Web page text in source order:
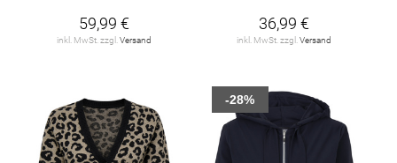
59,99 €
inkl. MwSt. zzgl. Versand
36,99 €
inkl. MwSt. zzgl. Versand
-28%